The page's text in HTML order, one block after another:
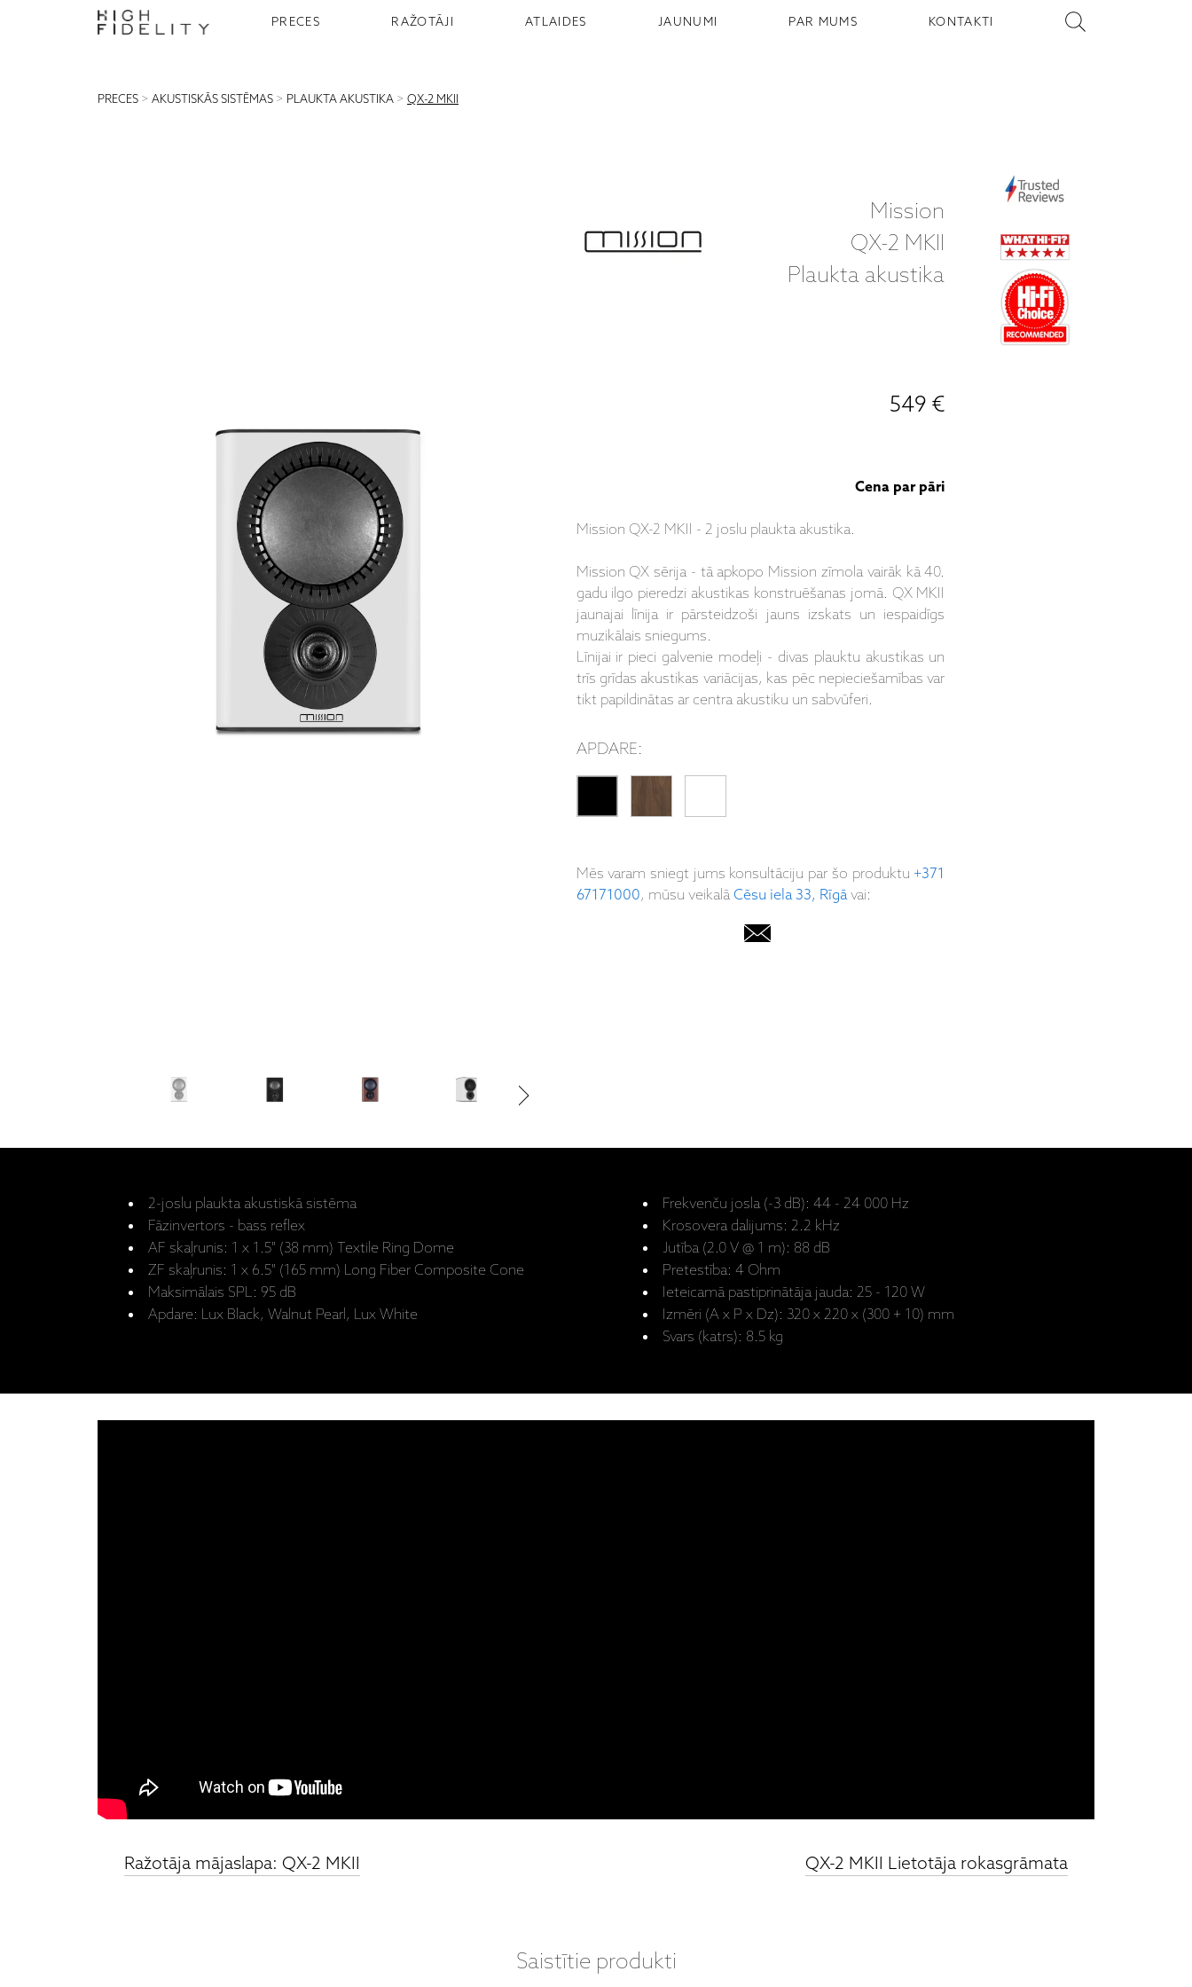
PRECES RAŽOTĀJI ATLAIDES JAUNUMI PAR MUMS KONTAKTI
PRECES > AKUSTISKĀS SISTĒMAS > PLAUKTA AKUSTIKA > QX-2 MKII
Mission
QX-2 MKII
Plaukta akustika
549 €
Cena par pāri
Mission QX-2 MKII - 2 joslu plaukta akustika.
Mission QX sērija - tā apkopo Mission zīmola vairāk kā 40.
gadu ilgo pieredzi akustikas konstruēšanas jomā. QX MKII
jaunajai līnija ir pārsteidzoši jauns izskats un iespaidīgs
muzikālais sniegums.
Līnijai ir pieci galvenie modeļi - divas plauktu akustikas un
trīs grīdas akustikas variācijas, kas pēc nepieciešamības var
tikt papildinātas ar centra akustiku un sabvūferi.
APDARE:
Mēs varam sniegt jums konsultāciju par šo produktu+371
67171000, mūsu veikalāCēsu iela 33, Rīgāvai:
2-joslu plaukta akustiskā sistēma
Fāzinvertors - bass reﬂex
AF skaļrunis: 1 x 1.5" (38 mm) Textile Ring Dome
ZF skaļrunis: 1 x 6.5" (165 mm) Long Fiber Composite Cone
Maksimālais SPL: 95 dB
Apdare: Lux Black, Walnut Pearl, Lux White
Frekvenču josla (-3 dB): 44 - 24 000 Hz
Krosovera dalijums: 2.2 kHz
Jutība (2.0 V @ 1 m): 88 dB
Pretestība: 4 Ohm
Ieteicamā pastiprinātāja jauda: 25 - 120 W
Izmēri (A x P x Dz): 320 x 220 x (300 + 10) mm
Svars (katrs): 8.5 kg
Ražotāja mājaslapa: QX-2 MKII QX-2 MKII Lietotāja rokasgrāmata
Saistītie produkti